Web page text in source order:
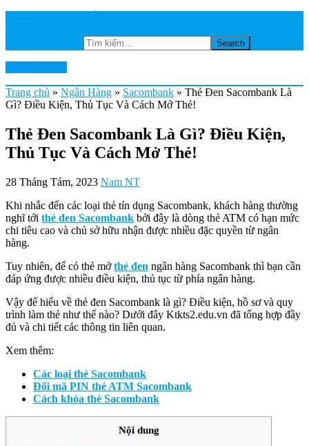
Trang chủ » Ngân Hàng » Sacombank » Thẻ Đen Sacombank Là
Gì? Điều Kiện, Thủ Tục Và Cách Mở Thẻ!
Thẻ Đen Sacombank Là Gì? Điều Kiện,
Thủ Tục Và Cách Mở Thẻ!
28 Tháng Tám, 2023 Nam NT
Khi nhắc đến các loại thẻ tín dụng Sacombank, khách hàng thường
nghĩ tới thẻ đen Sacombank bởi đây là dòng thẻ ATM có hạn mức
chi tiêu cao và chủ sở hữu nhận được nhiều đặc quyền từ ngân
hàng.
Tuy nhiên, để có thẻ mởthẻ đen ngân hàng Sacombank thì bạn cần
đáp ứng được nhiều điều kiện, thủ tục từ phía ngân hàng.
Vậy để hiểu về thẻ đen Sacombank là gì? Điều kiện, hồ sơ và quy
trình làm thẻ như thế nào? Dưới đây Ktkts2.edu.vn đã tổng hợp đầy
đủ và chi tiết các thông tin liên quan.
Xem thêm:
Các loại thẻ Sacombank
Đổi mã PIN thẻ ATM Sacombank
Cách khóa thẻ Sacombank
Nội dung